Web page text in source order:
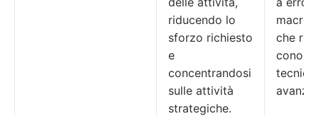
riducendo lo
sforzo richiesto
e
concentrandosi
sulle attività
strategiche.
macro
che